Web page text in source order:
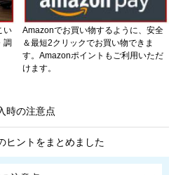
い
調
Amazonでお買い物するように、安全
＆最短2クリックでお買い物できま
す。Amazonポイントもご利用いただ
けます。
時の注意点
ヒントをまとめました